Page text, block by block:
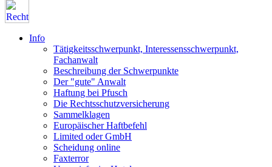
Info
Tätigkeitsschwerpunkt, Interessensschwerpunkt,
Fachanwalt
Beschreibung der Schwerpunkte
Der "gute" Anwalt
Haftung bei Pfusch
Die Rechtsschutzversicherung
Sammelklagen
Europäischer Haftbefehl
Limited oder GmbH
Scheidung online
Faxterror